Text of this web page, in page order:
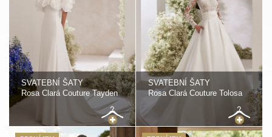
SVATEBNÍ ŠATY
Rosa Clará Couture Tayden
SVATEBNÍ ŠATY
Rosa Clará Couture Tolosa